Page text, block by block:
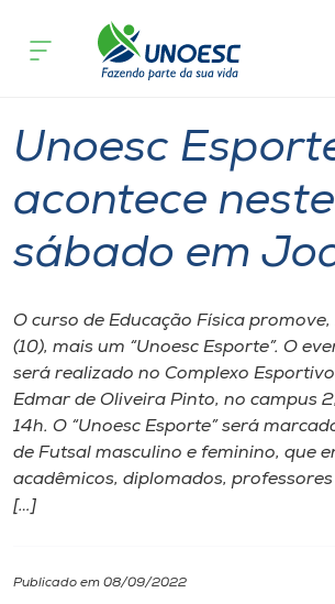
Cursos
Atendimento ao Estudante
Portal de Ensino
A
Internacionalização
acontece
Unoesc
acontece neste
sábado em
O curso de Educação Física
(10), mais um “Unoesc Esporte”. O
será realizado no Complexo
Edmar de Oliveira Pinto, no campus
14h. O “Unoesc Esporte” será
de Futsal masculino e feminino, que
acadêmicos, diplomados,
[…]
Publicado em 08/09/2022